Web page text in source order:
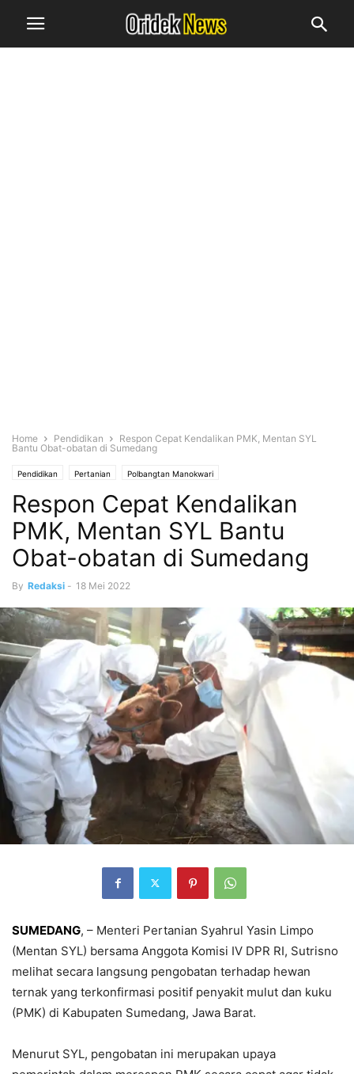
Home Pendidikan
Respon Cepat Kendalikan PMK, Mentan SYL
Bantu Obat-obatan di Sumedang
Pendidikan Pertanian Polbangtan Manokwari
Respon Cepat Kendalikan
PMK, Mentan SYL Bantu
Obat-obatan di Sumedang
By Redaksi - 18 Mei 2022
SUMEDANG, – Menteri Pertanian Syahrul Yasin Limpo
(Mentan SYL) bersama Anggota Komisi IV DPR RI, Sutrisno
melihat secara langsung pengobatan terhadap hewan
ternak yang terkonfirmasi positif penyakit mulut dan kuku
(PMK) di Kabupaten Sumedang, Jawa Barat.
Menurut SYL, pengobatan ini merupakan upaya